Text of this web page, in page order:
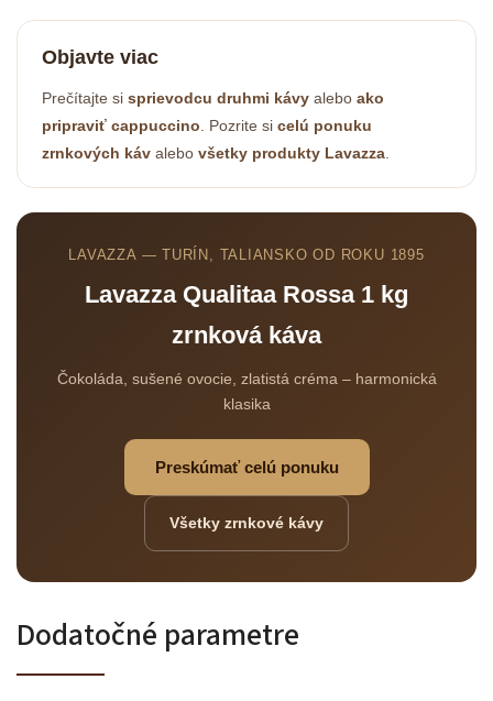
Objavte viac
Prečítajte si sprievodcu druhmi kávy alebo ako
pripraviť cappuccino . Pozrite si celú ponuku
zrnkových káv alebo všetky produkty Lavazza
LAVAZZA — TURÍN, TALIANSKO OD ROKU 1895
Lavazza Qualitaa Rossa 1 kg
zrnková káva
Čokoláda, sušené ovocie, zlatistá créma – harmonická
klasika
Preskúmať celú ponuku
Všetky zrnkové kávy
Dodatočné parametre
Powered by chaterimo